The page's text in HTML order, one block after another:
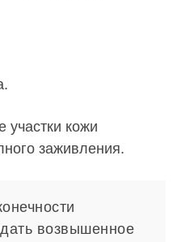
участки кожи
заживления.
возвышенное